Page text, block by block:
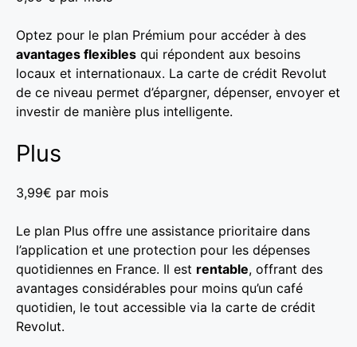
Optez pour le plan Prémium pour accéder à des
avantages flexibles qui répondent aux besoins
locaux et internationaux. La carte de crédit Revolut
de ce niveau permet d’épargner, dépenser, envoyer et
investir de manière plus intelligente.
Plus
3,99€ par mois
Le plan Plus offre une assistance prioritaire dans
l’application et une protection pour les dépenses
quotidiennes en France. Il est rentable, offrant des
avantages considérables pour moins qu’un café
quotidien, le tout accessible via la carte de crédit
Revolut.